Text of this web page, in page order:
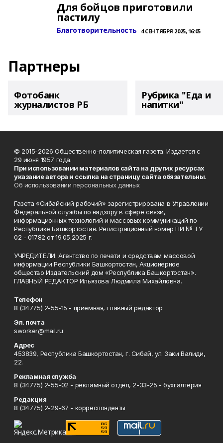
Для бойцов приготовили
пастилу
Благотворительность 4 СЕНТЯБРЯ 2025, 16:05
Партнеры
Фотобанк
журналистов РБ
Рубрика "Еда и
напитки"
© 2015-2026 Общественно-политическая газета. Издается с
29 июня 1957 года.
При использовании материалов сайта на других ресурсах
указание автора и ссылка на страницу сайта обязательны.
Об использовании персональных данных
Газета «Сибайский рабочий» зарегистрирована в Управлении
Федеральной службы по надзору в сфере связи,
информационных технологий и массовых коммуникаций по
Республике Башкортостан. Регистрационный номер ПИ № ТУ
02 - 01782 от 19.05.2025 г.
УЧРЕДИТЕЛИ: Агентство по печати и средствам массовой
информации Республики Башкортостан, Акционерное
общество Издательский дом «Республика Башкортостан».
ГЛАВНЫЙ РЕДАКТОР Ильязова Людмила Михайловна.
Телефон
8 (34775) 2-55-15 - приемная, главный редактор
Эл. почта
sworker@mail.ru
Адрес
453839, Республика Башкортостан, г. Сибай, ул. Заки Валиди,
22.
Рекламная служба
8 (34775) 2-55-02 - рекламный отдел, 2-33-25 - бухгалтерия
Редакция
8 (34775) 2-29-67 - корреспонденты